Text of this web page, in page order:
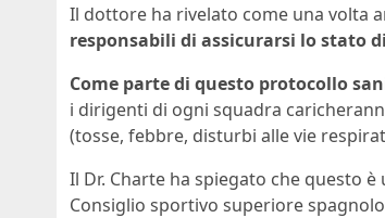
Il dottore ha rivelato come una volta
responsabili di assicurarsi lo stato
Come parte di questo protocollo
i dirigenti di ogni squadra
(tosse, febbre, disturbi alle vie
Il Dr. Charte ha spiegato che questo
Consiglio sportivo superiore spagnolo